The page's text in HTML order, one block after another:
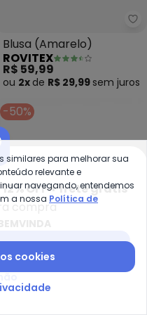
- Blusa Feminina em
Blusa (Amarelo)
ROVITEX
R$ 59,99
ou 2x de R$ 29,99 sem juros
-50%
12% OFF + frete grátis
compra
similares para melhorar sua
relevante e
navegando, entendemos
a nossa Política de
cookies